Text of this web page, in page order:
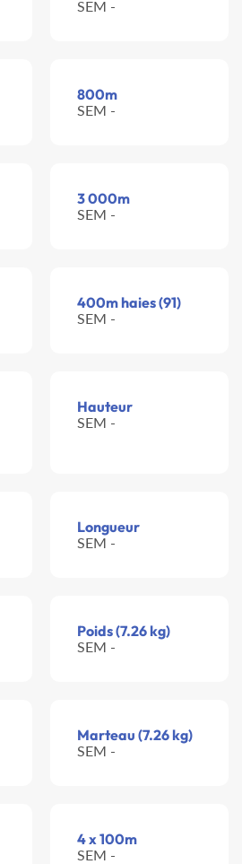
SEM -
800m
SEM -
3 000m
SEM -
400m haies (91)
SEM -
Hauteur
SEM -
Longueur
SEM -
Poids (7.26 kg)
SEM -
Marteau (7.26 kg)
SEM -
4 x 100m
SEM -